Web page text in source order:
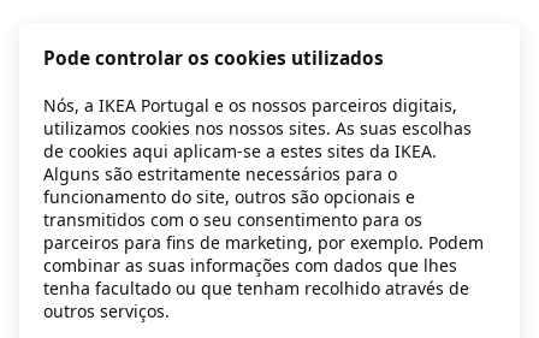
Application error: a client-side exception has occurred
Pode controlar os cookies utilizados
Nós, a IKEA Portugal e os nossos parceiros digitais,
utilizamos cookies nos nossos sites. As suas escolhas
de cookies aqui aplicam-se a estes sites da IKEA.
Alguns são estritamente necessários para o
funcionamento do site, outros são opcionais e
transmitidos com o seu consentimento para os
parceiros para fins de marketing, por exemplo. Podem
combinar as suas informações com dados que lhes
tenha facultado ou que tenham recolhido através de
outros serviços.